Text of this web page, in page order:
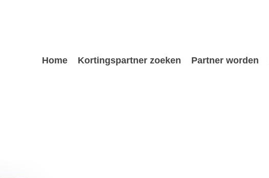
Home Kortingspartner zoeken Partner worden